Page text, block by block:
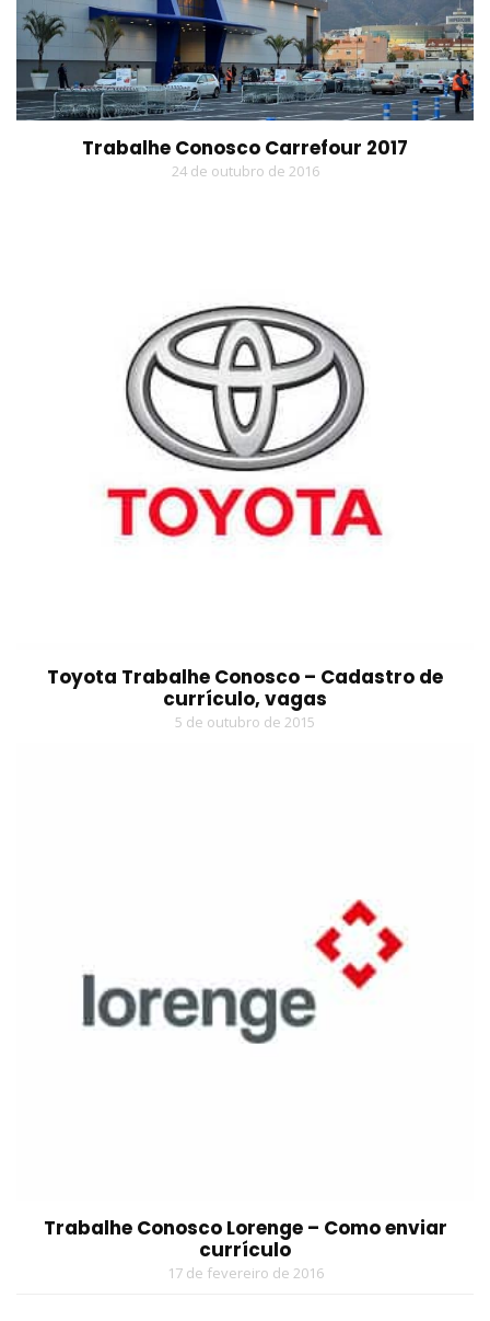
Trabalhe Conosco Carrefour 2017
24 de outubro de 2016
Toyota Trabalhe Conosco – Cadastro de
currículo, vagas
5 de outubro de 2015
Trabalhe Conosco Lorenge – Como enviar
currículo
17 de fevereiro de 2016